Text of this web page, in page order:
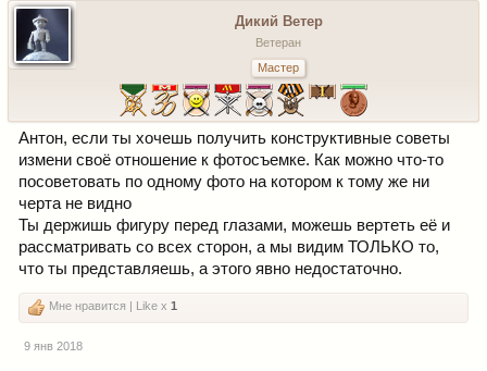
Дикий Ветер
Ветеран
Мастер
Антон, если ты хочешь получить конструктивные советы
измени своё отношение к фотосъемке. Как можно что-то
посоветовать по одному фото на котором к тому же ни
черта не видно
Ты держишь фигуру перед глазами, можешь вертеть её и
рассматривать со всех сторон, а мы видим ТОЛЬКО то,
что ты представляешь, а этого явно недостаточно.
Мне нравится | Like x 1
9 янв 2018